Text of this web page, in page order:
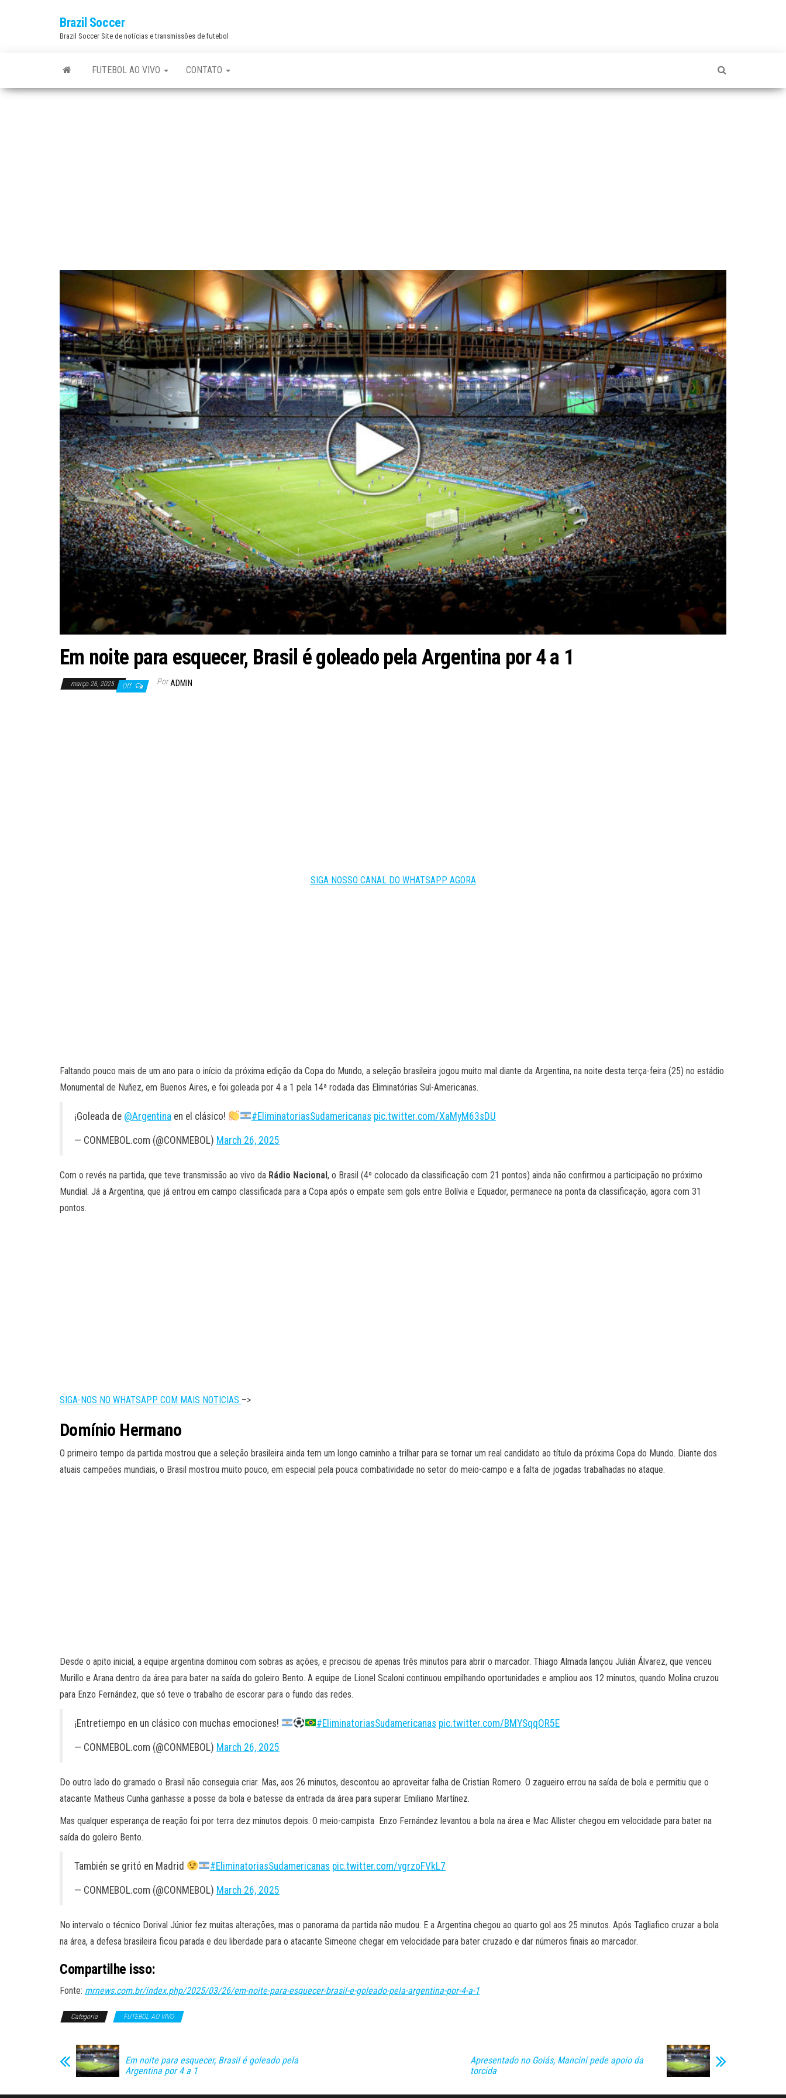
Brazil Soccer
Brazil Soccer Site de notícias e transmissões de futebol
FUTEBOL AO VIVO CONTATO
Em noite para esquecer, Brasil é goleado pela Argentina por 4 a 1
março 26, 2025 Off Por ADMIN
SIGA NOSSO CANAL DO WHATSAPP AGORA
Faltando pouco mais de um ano para o início da próxima edição da Copa do Mundo, a seleção brasileira jogou muito mal diante da Argentina, na noite desta terça-feira (25) no estádio
Monumental de Nuñez, em Buenos Aires, e foi goleada por 4 a 1 pela 14ª rodada das Eliminatórias Sul-Americanas.
¡Goleada de @Argentina en el clásico! #EliminatoriasSudamericanas pic.twitter.com/XaMyM63sDU
— CONMEBOL.com (@CONMEBOL) March 26, 2025
Com o revés na partida, que teve transmissão ao vivo da Rádio Nacional, o Brasil (4º colocado da classificação com 21 pontos) ainda não confirmou a participação no próximo
Mundial. Já a Argentina, que já entrou em campo classificada para a Copa após o empate sem gols entre Bolívia e Equador, permanece na ponta da classificação, agora com 31
pontos.
SIGA-NOS NO WHATSAPP COM MAIS NOTICIAS –>
Domínio Hermano
O primeiro tempo da partida mostrou que a seleção brasileira ainda tem um longo caminho a trilhar para se tornar um real candidato ao título da próxima Copa do Mundo. Diante dos
atuais campeões mundiais, o Brasil mostrou muito pouco, em especial pela pouca combatividade no setor do meio-campo e a falta de jogadas trabalhadas no ataque.
Desde o apito inicial, a equipe argentina dominou com sobras as ações, e precisou de apenas três minutos para abrir o marcador. Thiago Almada lançou Julián Álvarez, que venceu
Murillo e Arana dentro da área para bater na saída do goleiro Bento. A equipe de Lionel Scaloni continuou empilhando oportunidades e ampliou aos 12 minutos, quando Molina cruzou
para Enzo Fernández, que só teve o trabalho de escorar para o fundo das redes.
¡Entretiempo en un clásico con muchas emociones! #EliminatoriasSudamericanas pic.twitter.com/BMYSqqOR5E
— CONMEBOL.com (@CONMEBOL) March 26, 2025
Do outro lado do gramado o Brasil não conseguia criar. Mas, aos 26 minutos, descontou ao aproveitar falha de Cristian Romero. O zagueiro errou na saída de bola e permitiu que o
atacante Matheus Cunha ganhasse a posse da bola e batesse da entrada da área para superar Emiliano Martínez.
Mas qualquer esperança de reação foi por terra dez minutos depois. O meio-campista Enzo Fernández levantou a bola na área e Mac Allister chegou em velocidade para bater na
saída do goleiro Bento.
También se gritó en Madrid #EliminatoriasSudamericanas pic.twitter.com/vgrzoFVkL7
— CONMEBOL.com (@CONMEBOL) March 26, 2025
No intervalo o técnico Dorival Júnior fez muitas alterações, mas o panorama da partida não mudou. E a Argentina chegou ao quarto gol aos 25 minutos. Após Tagliafico cruzar a bola
na área, a defesa brasileira ficou parada e deu liberdade para o atacante Simeone chegar em velocidade para bater cruzado e dar números finais ao marcador.
Compartilhe isso:
Fonte: mrnews.com.br/index.php/2025/03/26/em-noite-para-esquecer-brasil-e-goleado-pela-argentina-por-4-a-1
Categoria FUTEBOL AO VIVO
Em noite para esquecer, Brasil é goleado pela
Argentina por 4 a 1
Apresentado no Goiás, Mancini pede apoio da
torcida